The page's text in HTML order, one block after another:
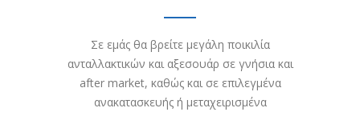
Σε εμάς θα βρείτε μεγάλη ποικιλία
ανταλλακτικών και αξεσουάρ σε γνήσια και
after market, καθώς και σε επιλεγμένα
ανακατασκευής ή μεταχειρισμένα